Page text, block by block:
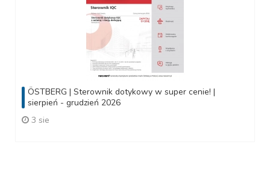
ÖSTBERG | Sterownik dotykowy w super cenie! |
sierpień - grudzień 2026
3 sie